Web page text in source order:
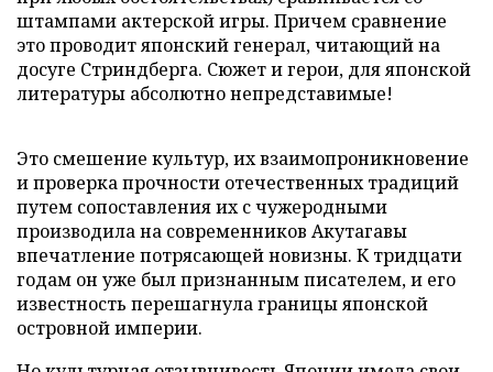
штампами актерской игры. Причем сравнение
это проводит японский генерал, читающий на
досуге Стриндберга. Сюжет и герои, для японской
литературы абсолютно непредставимые!
Это смешение культур, их взаимопроникновение
и проверка прочности отечественных традиций
путем сопоставления их с чужеродными
производила на современников Акутагавы
впечатление потрясающей новизны. К тридцати
годам он уже был признанным писателем, и его
известность перешагнула границы японской
островной империи.